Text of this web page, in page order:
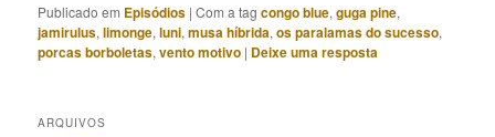
Publicado em Episódios |Com a tagcongo blue,guga pine,
jamirulus,limonge,luni,musa híbrida,os paralamas do sucesso,
porcas borboletas,vento motivo | Deixe uma resposta
ARQUIVOS